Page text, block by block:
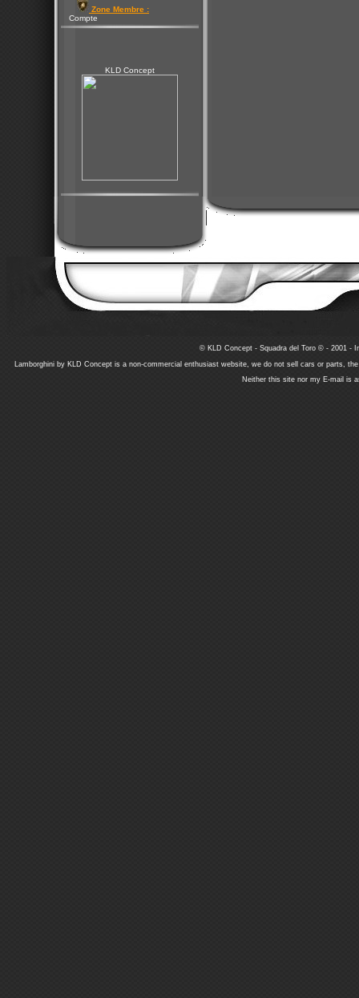
Zone Membre :
Compte
KLD Concept
© KLD Concept - Squadra del Toro © - 2001 -
Lamborghini by KLD Concept is a non-commercial enthusiast website, we do not sell cars or parts,
Neither this site nor my E-mail is